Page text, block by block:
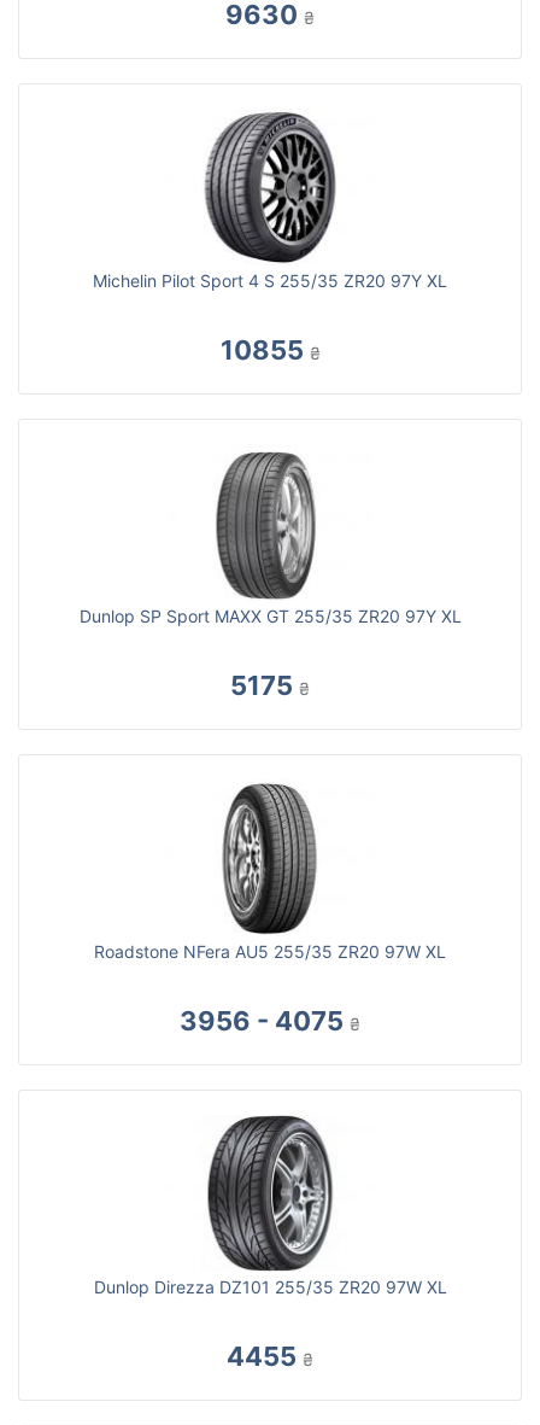
9630 ₴
Michelin Pilot Sport 4 S 255/35 ZR20 97Y XL
10855 ₴
Dunlop SP Sport MAXX GT 255/35 ZR20 97Y XL
5175 ₴
Roadstone NFera AU5 255/35 ZR20 97W XL
3956 - 4075 ₴
Dunlop Direzza DZ101 255/35 ZR20 97W XL
4455 ₴